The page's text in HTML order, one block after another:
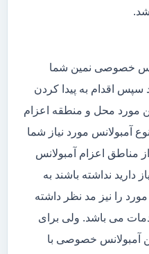
خصوصی نمین شما
سپس اقدام به پیدا کردن
مورد محل و منطقه اعزام
آمبولانس مورد نیاز شما
اعزام آمبولانس
دارید نداشته باشند به
را نیز مد نظر داشته
می باشد. ولی برای
آمبولانس خصوصی با